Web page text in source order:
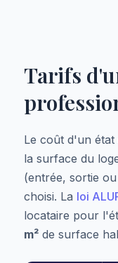
Tarifs
Le coût d'un état
la surface du
(entrée, sortie
choisi. La loi
locataire pour
m² de surface